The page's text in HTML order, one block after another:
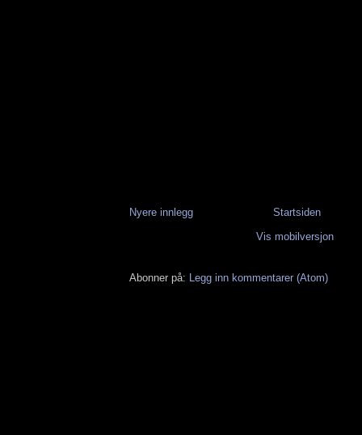
Nyere innlegg
Startsiden
Vis mobilversjon
Abonner på: Legg inn kommentarer (Atom)